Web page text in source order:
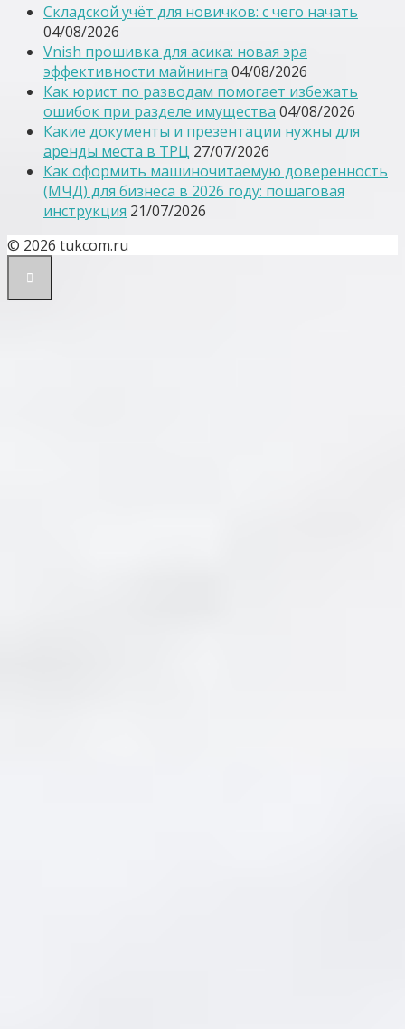
Складской учёт для новичков: с чего начать
04/08/2026
Vnish прошивка для асика: новая эра
эффективности майнинга 04/08/2026
Как юрист по разводам помогает избежать
ошибок при разделе имущества 04/08/2026
Какие документы и презентации нужны для
аренды места в ТРЦ 27/07/2026
Как оформить машиночитаемую доверенность
(МЧД) для бизнеса в 2026 году: пошаговая
инструкция 21/07/2026
© 2026 tukcom.ru